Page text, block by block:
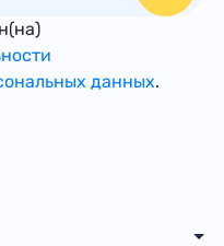
данных.